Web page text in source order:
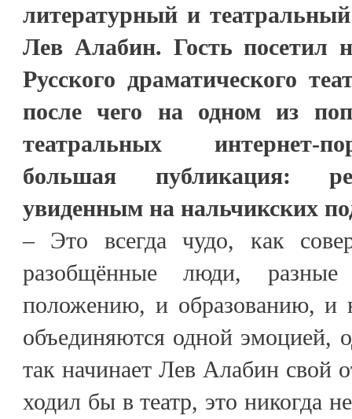
литературный и
Лев Алабин. Гость посетил
Русского драматического
после чего на одном из
театральных интернет-
большая публикация:
увиденным на нальчикских
– Это всегда чудо, как
разобщённые люди,
положению, и образованию, и
объединяются одной эмоцией,
так начинает Лев Алабин свой
ходил бы в театр, это никогда